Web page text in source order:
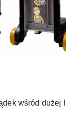
wśród dużej